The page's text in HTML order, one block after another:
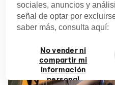
problema de flexibilidad.
sociales, anuncios y
señal de optar por
saber más, consulta aquí:
No vender ni
compartir mi
información
personal